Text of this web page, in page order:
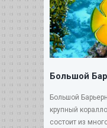
Большой
Большой
крупный
состоит из